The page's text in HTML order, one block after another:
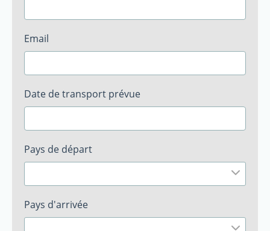
Email
Date de transport prévue
Pays de départ
Pays d'arrivée